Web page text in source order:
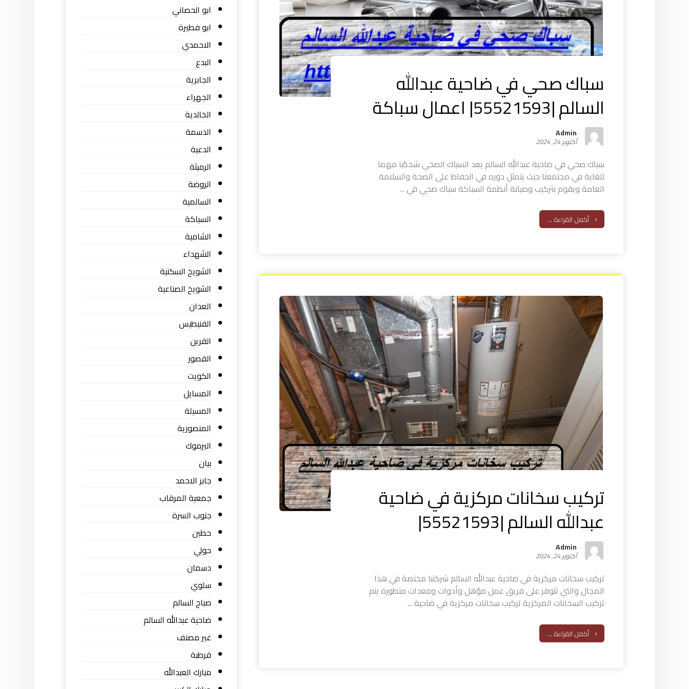
سباك صحي في ضاحية عبدالله
السالم |55521593| اعمال سباكة
Admin
أكتوبر 24, 2024
سباك صحي في ضاحية عبدالله السالم يعد السباك الصحي شخصًا مهما
للغاية في مجتمعنا حيث يتمثل دوره في الحفاظ على الصحة والسلامة
العامة ويقوم بتركيب وصيانة أنظمة السباكة سباك صحي في ...
أكمل القراءة ...
تركيب سخانات مركزية في ضاحية
عبدالله السالم |55521593|
Admin
أكتوبر 24, 2024
تركيب سخانات مركزية في ضاحية عبدالله السالم شركتنا مختصة في هذا
المجال والتي تتوفر على فريق عمل مؤهل وأدوات ومعدات متطورة يتم
تركيب السخانات المركزية تركيب سخانات مركزية في ضاحية ...
أكمل القراءة ...
ابو الحصاني
ابو فطيرة
الاحمدي
البدع
الجابرية
الجهراء
الخالدية
الدسمة
الدعية
الرميثة
الروضة
السالمية
السباكة
الشامية
الشهداء
الشويخ السكنية
الشويخ الصناعية
العدان
الفنيطيس
القرين
القصور
الكويت
المسايل
المسيلة
المنصورية
اليرموك
بيان
جابر الاحمد
جمعية المرقاب
جنوب السرة
حطين
حولي
دسمان
سلوي
صباح السالم
ضاحية عبدالله السالم
غير مصنف
قرطبة
مبارك العبدالله